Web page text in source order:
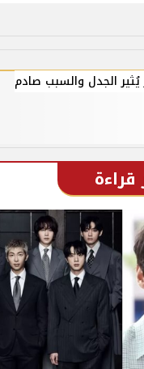
يُثير الجدل والسبب صادم
قراءة